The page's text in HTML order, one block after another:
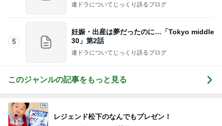
連ドラについてじっくり語るブログ
5
妊娠・出産は夢だったのに…「Tokyo middle
30」第2話
連ドラについてじっくり語るブログ
このジャンルの記事をもっと見る
レジェンド松下のなんでもプレゼン！